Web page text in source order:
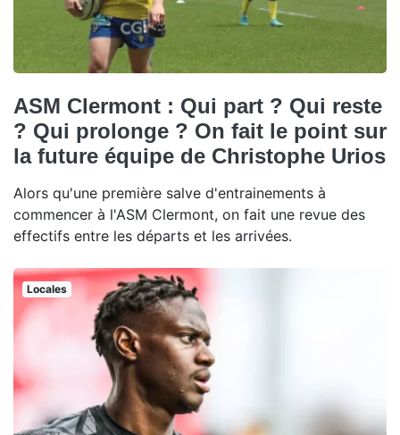
ASM Clermont : Qui part ? Qui reste
? Qui prolonge ? On fait le point sur
la future équipe de Christophe Urios
Alors qu'une première salve d'entrainements à
commencer à l'ASM Clermont, on fait une revue des
effectifs entre les départs et les arrivées.
Locales